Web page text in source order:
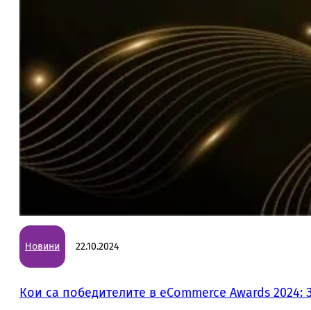
Новини 22.10.2024
Кои са победителите в eCommerce Awards